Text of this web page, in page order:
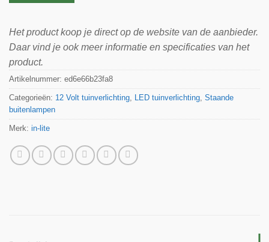
Het product koop je direct op de website van de aanbieder.
Daar vind je ook meer informatie en specificaties van het
product.
Artikelnummer: ed6e66b23fa8
Categorieën: 12 Volt tuinverlichting, LED tuinverlichting, Staande
buitenlampen
Merk: in-lite